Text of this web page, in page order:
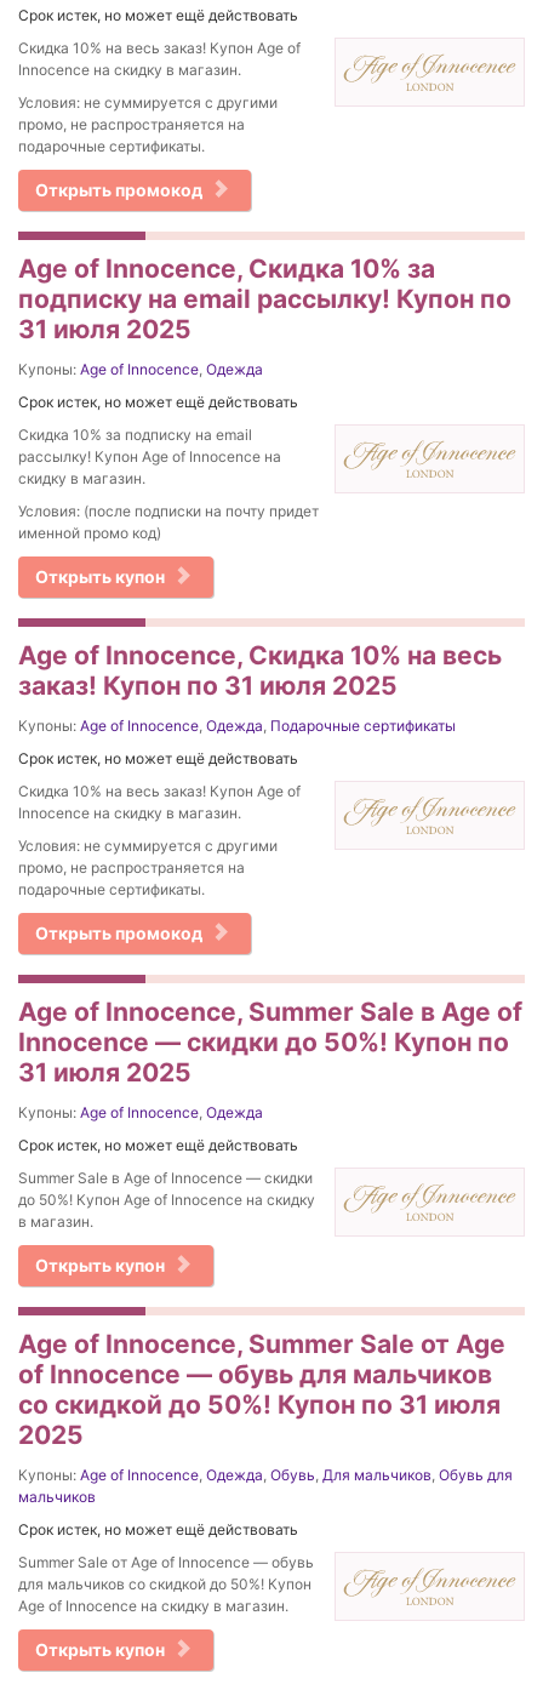
Срок истек, но может ещё действовать
Скидка 10% на весь заказ! Купон Age of
Innocence на скидку в магазин.
Условия: не суммируется с другими
промо, не распространяется на
подарочные сертификаты.
Открыть промокод
Age of Innocence, Скидка 10% за
подписку на email рассылку! Купон по
31 июля 2025
Купоны: Age of Innocence, Одежда
Срок истек, но может ещё действовать
Скидка 10% за подписку на email
рассылку! Купон Age of Innocence на
скидку в магазин.
Условия: (после подписки на почту придет
именной промо код)
Открыть купон
Age of Innocence, Скидка 10% на весь
заказ! Купон по 31 июля 2025
Купоны: Age of Innocence, Одежда, Подарочные сертификаты
Срок истек, но может ещё действовать
Скидка 10% на весь заказ! Купон Age of
Innocence на скидку в магазин.
Условия: не суммируется с другими
промо, не распространяется на
подарочные сертификаты.
Открыть промокод
Age of Innocence, Summer Sale в Age of
Innocence — скидки до 50%! Купон по
31 июля 2025
Купоны: Age of Innocence, Одежда
Срок истек, но может ещё действовать
Summer Sale в Age of Innocence — скидки
до 50%! Купон Age of Innocence на скидку
в магазин.
Открыть купон
Age of Innocence, Summer Sale от Age
of Innocence — обувь для мальчиков
со скидкой до 50%! Купон по 31 июля
2025
Купоны: Age of Innocence, Одежда, Обувь, Для мальчиков, Обувь для
мальчиков
Срок истек, но может ещё действовать
Summer Sale от Age of Innocence — обувь
для мальчиков со скидкой до 50%! Купон
Age of Innocence на скидку в магазин.
Открыть купон